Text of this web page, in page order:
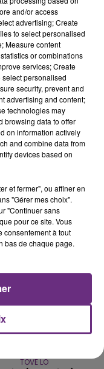
contraint de
MARGUERITE
Filles, Les Meufs
TOVE LO
and/or access
advertising; Create
to select personalised
Measure content
or combinations
services; Create
personalised
security, prevent and
advertising and content;
technologies may
browsing data to offer
on information actively
and combine data from
devices based on
et fermer", ou affiner en
"Gérer mes choix".
"Continuer sans
pour ce site. Vous
consentement à tout
bas de chaque page.